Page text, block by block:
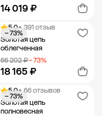
14 019 ₽
Добавить в корзину
5.0• 391 отзыв
Золотая цепь
облегченная
66 202 ₽− 73%
18 165 ₽
− 73%
Добавить в корзину
5.0• 66 отзывов
Золотая цепь
полновесная
− 73%